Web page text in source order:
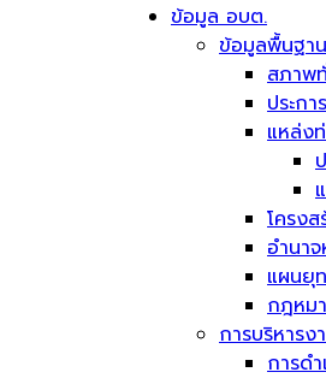
ข้อมูล อบต.
ข้อมูลพื้นฐาน
สภาพ
ประก
แหล่ง
โครง
อำนา
แผนยุ
กฎหม
การบริหารง
การด